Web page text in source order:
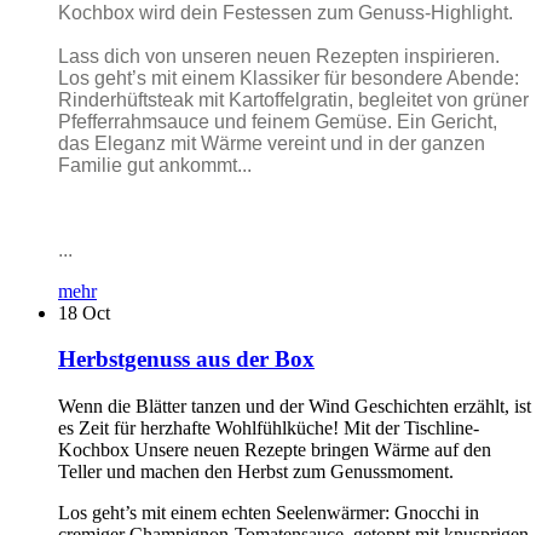
Kochbox wird dein Festessen zum Genuss-Highlight.
Lass dich von unseren neuen Rezepten inspirieren.
Los geht’s mit einem Klassiker für besondere Abende:
Rinderhüftsteak mit Kartoffelgratin, begleitet von grüner
Pfefferrahmsauce und feinem Gemüse. Ein Gericht,
das Eleganz mit Wärme vereint und in der ganzen
Familie gut ankommt...
...
mehr
18 Oct
Herbstgenuss aus der Box
Wenn die Blätter tanzen und der Wind Geschichten erzählt, ist
es Zeit für herzhafte Wohlfühlküche! Mit der Tischline-
Kochbox Unsere neuen Rezepte bringen Wärme auf den
Teller und machen den Herbst zum Genussmoment.
Los geht’s mit einem echten Seelenwärmer: Gnocchi in